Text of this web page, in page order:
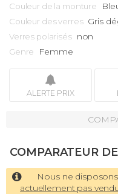
Couleur de la monture
Couleur des verres Gris
Verres polarisés non
Genre Femme
ALERTE PRIX
COMPARATEUR
Nous ne
actuellement pas